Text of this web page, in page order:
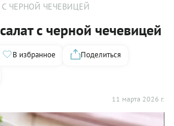
ЧЕРНОЙ ЧЕЧЕВИЦЕЙ
с черной чечевицей
11 марта 2026 г.
В избранное
Поделиться